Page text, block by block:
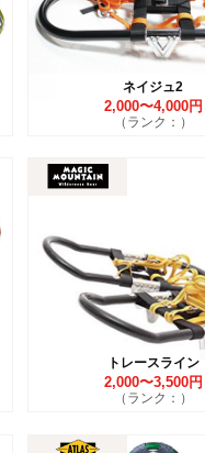
ネイジュ2
2,000〜4,000円
（ランク：）
トレースライン
2,000〜3,500円
（ランク：）